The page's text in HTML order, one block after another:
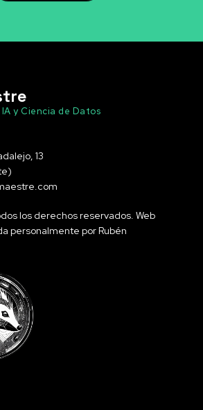
y Ciencia de Datos
13
los derechos reservados. Web
personalmente por Rubén